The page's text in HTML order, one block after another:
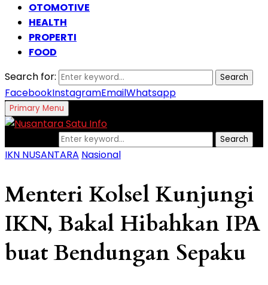
OTOMOTIVE
HEALTH
PROPERTI
FOOD
Search for:
Search
FacebookInstagramEmailWhatsapp
Primary Menu
Search
IKN NUSANTARA Nasional
Menteri Kolsel Kunjungi
IKN, Bakal Hibahkan IPA
buat Bendungan Sepaku